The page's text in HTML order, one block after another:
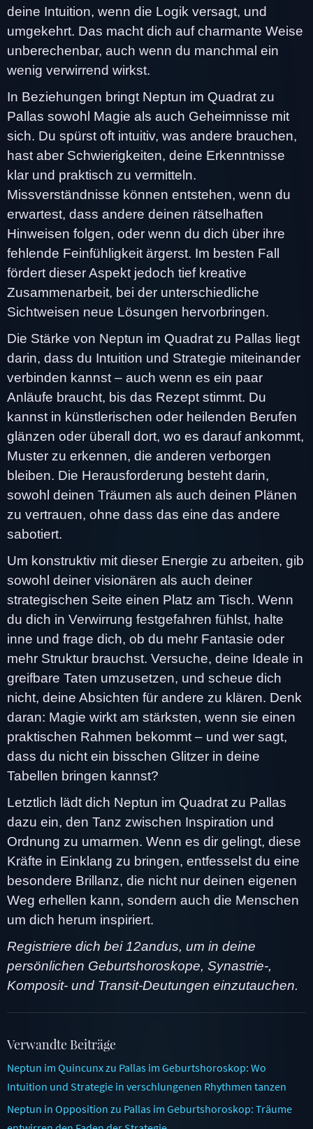
deine Intuition, wenn die Logik versagt, und
umgekehrt. Das macht dich auf charmante Weise
unberechenbar, auch wenn du manchmal ein
wenig verwirrend wirkst.
In Beziehungen bringt Neptun im Quadrat zu
Pallas sowohl Magie als auch Geheimnisse mit
sich. Du spürst oft intuitiv, was andere brauchen,
hast aber Schwierigkeiten, deine Erkenntnisse
klar und praktisch zu vermitteln.
Missverständnisse können entstehen, wenn du
erwartest, dass andere deinen rätselhaften
Hinweisen folgen, oder wenn du dich über ihre
fehlende Feinfühligkeit ärgerst. Im besten Fall
fördert dieser Aspekt jedoch tief kreative
Zusammenarbeit, bei der unterschiedliche
Sichtweisen neue Lösungen hervorbringen.
Die Stärke von Neptun im Quadrat zu Pallas liegt
darin, dass du Intuition und Strategie miteinander
verbinden kannst – auch wenn es ein paar
Anläufe braucht, bis das Rezept stimmt. Du
kannst in künstlerischen oder heilenden Berufen
glänzen oder überall dort, wo es darauf ankommt,
Muster zu erkennen, die anderen verborgen
bleiben. Die Herausforderung besteht darin,
sowohl deinen Träumen als auch deinen Plänen
zu vertrauen, ohne dass das eine das andere
sabotiert.
Um konstruktiv mit dieser Energie zu arbeiten, gib
sowohl deiner visionären als auch deiner
strategischen Seite einen Platz am Tisch. Wenn
du dich in Verwirrung festgefahren fühlst, halte
inne und frage dich, ob du mehr Fantasie oder
mehr Struktur brauchst. Versuche, deine Ideale in
greifbare Taten umzusetzen, und scheue dich
nicht, deine Absichten für andere zu klären. Denk
daran: Magie wirkt am stärksten, wenn sie einen
praktischen Rahmen bekommt – und wer sagt,
dass du nicht ein bisschen Glitzer in deine
Tabellen bringen kannst?
Letztlich lädt dich Neptun im Quadrat zu Pallas
dazu ein, den Tanz zwischen Inspiration und
Ordnung zu umarmen. Wenn es dir gelingt, diese
Kräfte in Einklang zu bringen, entfesselst du eine
besondere Brillanz, die nicht nur deinen eigenen
Weg erhellen kann, sondern auch die Menschen
um dich herum inspiriert.
Registriere dich bei 12andus, um in deine
persönlichen Geburtshoroskope, Synastrie-,
Komposit- und Transit-Deutungen einzutauchen.
Verwandte Beiträge
Neptun im Quincunx zu Pallas im Geburtshoroskop: Wo
Intuition und Strategie in verschlungenen Rhythmen tanzen
Neptun in Opposition zu Pallas im Geburtshoroskop: Träume